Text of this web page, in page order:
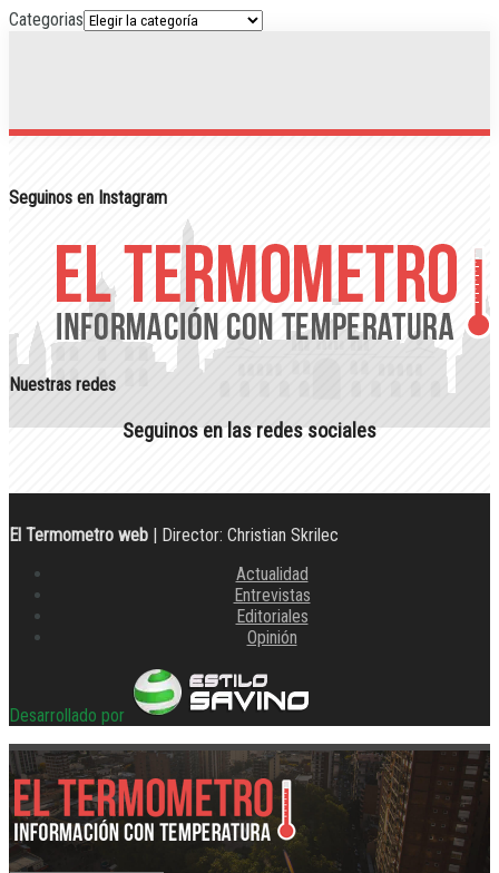
Categorias
Seguinos en Instagram
Nuestras redes
Seguinos en las redes sociales
El Termometro web | Director: Christian Skrilec
Actualidad
Entrevistas
Editoriales
Opinión
Desarrollado por